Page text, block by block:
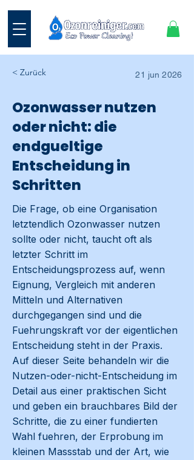
< Zurück 21 jun 2026
Ozonwasser nutzen
oder nicht: die
endgueltige
Entscheidung in
Schritten
Die Frage, ob eine Organisation
letztendlich Ozonwasser nutzen
sollte oder nicht, taucht oft als
letzter Schritt im
Entscheidungsprozess auf, wenn
Eignung, Vergleich mit anderen
Mitteln und Alternativen
durchgegangen sind und die
Fuehrungskraft vor der eigentlichen
Entscheidung steht in der Praxis.
Auf dieser Seite behandeln wir die
Nutzen-oder-nicht-Entscheidung im
Detail aus einer praktischen Sicht
und geben ein brauchbares Bild der
Schritte, die zu einer fundierten
Wahl fuehren, der Erprobung im
kleinen Massstab und der Art, wie